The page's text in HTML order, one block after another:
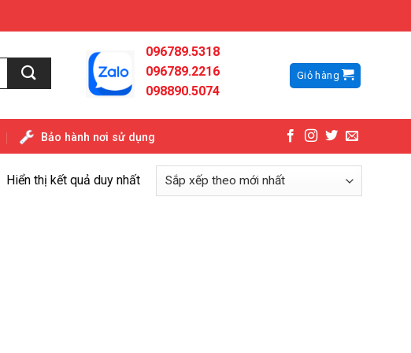
096789.5318
096789.2216
098890.5074
Giỏ hàng
Bảo hành nơi sử dụng
Hiển thị kết quả duy nhất